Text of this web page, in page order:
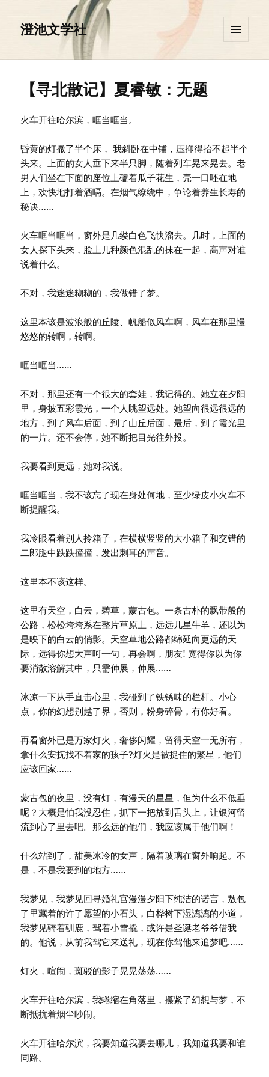
澄池文学社
挂件
【寻北散记】夏睿敏：无题
火车开往哈尔滨，哐当哐当。
昏黄的灯撒了半个床， 我斜卧在中铺，压抑得抬不起半个
头来。上面的女人垂下来半只脚，随着列车晃来晃去。老
男人们坐在下面的座位上磕着瓜子花生，壳一口呸在地
上，欢快地打着酒嗝。在烟气缭绕中，争论着养生长寿的
秘诀……
火车哐当哐当，窗外是几缕白色飞快溜去。几时，上面的
女人探下头来，脸上几种颜色混乱的抹在一起，高声对谁
说着什么。
不对，我迷迷糊糊的，我做错了梦。
这里本该是波浪般的丘陵、帆船似风车啊，风车在那里慢
悠悠的转啊，转啊。
哐当哐当……
不对，那里还有一个很大的套娃，我记得的。她立在夕阳
里，身披五彩霞光，一个人眺望远处。她望向很远很远的
地方，到了风车后面，到了山丘后面，最后，到了霞光里
的一片。还不会停，她不断把目光往外投。
我要看到更远，她对我说。
哐当哐当，我不该忘了现在身处何地，至少绿皮小火车不
断提醒我。
我冷眼看着别人拎箱子，在横横竖竖的大小箱子和交错的
二郎腿中跌跌撞撞，发出刺耳的声音。
这里本不该这样。
这里有天空，白云，碧草，蒙古包。一条古朴的飘带般的
公路，松松垮垮系在整片草原上，远远几星牛羊，还以为
是映下的白云的俏影。天空草地公路都绵延向更远的天
际，远得你想大声呵一句，再会啊，朋友! 宽得你以为你
要消散溶解其中，只需伸展，伸展……
冰凉一下从手直击心里，我碰到了铁锈味的栏杆。小心
点，你的幻想别越了界，否则，粉身碎骨，有你好看。
再看窗外已是万家灯火，奢侈闪耀，留得天空一无所有，
拿什么安抚找不着家的孩子?灯火是被捉住的繁星，他们
应该回家……
蒙古包的夜里，没有灯，有漫天的星星，但为什么不低垂
呢？大概是怕我没忍住，抓下一把放到舌头上，让银河留
流到心了里去吧。那么远的他们，我应该属于他们啊！
什么站到了，甜美冰冷的女声，隔着玻璃在窗外响起。不
是，不是我要到的地方……
我梦见，我梦见回寻婚礼宫漫漫夕阳下纯洁的诺言，敖包
了里藏着的许了愿望的小石头，白桦树下湿漉漉的小道，
我梦见骑着驯鹿，驾着小雪撬，或许是圣诞老爷爷借我
的。他说，从前我驾它来送礼，现在你驾他来追梦吧……
灯火，喧闹，斑驳的影子晃晃荡荡……
火车开往哈尔滨，我蜷缩在角落里，攥紧了幻想与梦，不
断抵抗着烟尘吵闹。
火车开往哈尔滨，我要知道我要去哪儿，我知道我要和谁
同路。